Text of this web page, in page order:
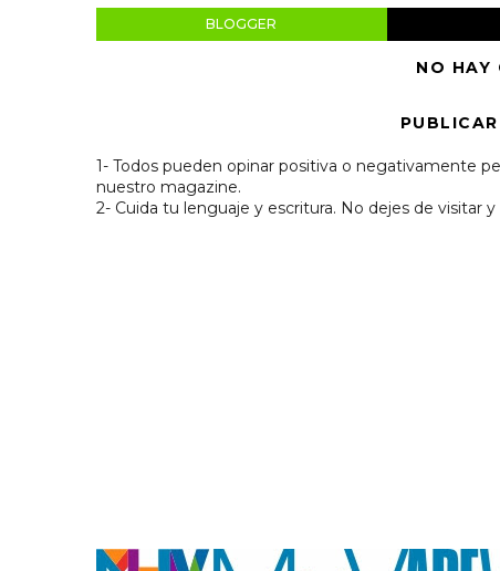
BLOGGER
NO HAY
1- Todos pueden opinar positiva o negativamente
nuestro magazine.
2- Cuida tu lenguaje y escritura. No dejes de visitar